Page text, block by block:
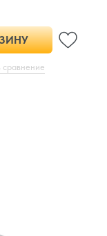
сравнение